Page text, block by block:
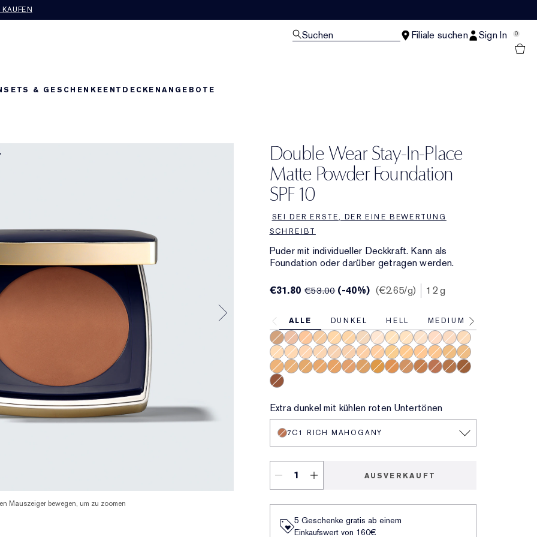
Suchen Filiale suchen Sign In 0
SETS & GESCHENKEENTDECKENANGEBOTE
Double Wear Stay-In-Place
Matte Powder Foundation
SPF 10
SEI DER ERSTE, DER EINE BEWERTUNG
SCHREIBT
Puder mit individueller Deckkraft. Kann als
Foundation oder darüber getragen werden.
Mauszeiger bewegen, um zu zoomen
€31.80€53.00 (-40%) €2.65/g 12 g
ALLE DUNKEL HELL MEDIUM
6N2 Truffle
1C0 Shell
4C1 Outdoor Beige
4N1 Shell Beige
2W1.5 Natural Suede
2W2 Rattan
1W2 Sand
1N0 Porcelain
1W0 Warm Porcelain
1N1 Ivory Nude
1N2 Ecru
2C3 Fresco
1C1 Cool Bone
2C1 Pure Beige
2N1 Desert Beige
2N2 Buff
2C2 Pale Almond
2W1 Dawn
3C1 Dusk
3C2 Pebble
3N1 Ivory Beige
3W1 Tawny
3W2 Cashew
3W1.5 Fawn
3N2 Wheat
4W4 Hazel
4W1 Honey Bronze
4N2 Spiced Sand
4N3 Sugar Maple
5W2 Rich Caramel
Extra dunkel mit kühlen roten Untertönen
7C1 RICH MAHOGANY
AUSVERKAUFT
5 Geschenke gratis ab einem
Einkaufswert von 160€​